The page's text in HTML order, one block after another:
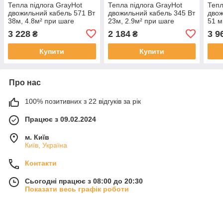
Тепла підлога GrayHot
двожильний кабель 571 Вт
38м, 4.8м² при шаге
3 228 ₴
Купити
Тепла підлога GrayHot
двожильний кабель 345 Вт
23м, 2.9м² при шаге
2 184₴
Купити
51
3
Про нас
100% позитивних з 22 відгуків за рік
Працює з 09.02.2024
м. Київ
Київ, Україна
Контакти
Сьогодні працює з 08:00 до 20:30
Показати весь графік роботи